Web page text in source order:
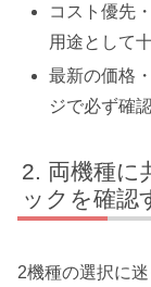
コスト優先
用途として
最新の価格
ジで必ず確
両機種に
ックを確認
2機種の選択に